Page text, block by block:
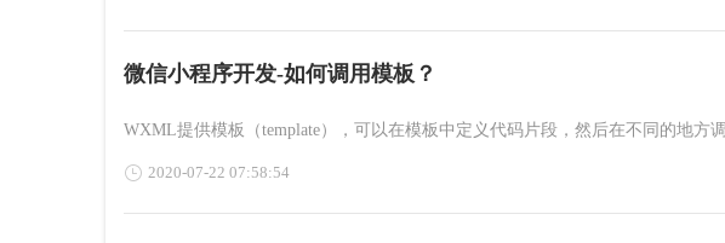
微信小程序开发-如何调用模板？
WXML提供模板（template），可以在模板中定义代码片段，然后在不同的地方调
2020-07-22 07:58:54